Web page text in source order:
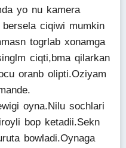
yo nu kamera
ciqiwi mumkin
togrlab xonamga
ciqti,bma qilarkan
oranb olipti.Oziyam
oyna.Nilu sochlari
bop ketadii.Sekn
bowladi.Oynaga